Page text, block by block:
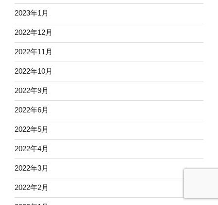
2023年1月
2022年12月
2022年11月
2022年10月
2022年9月
2022年6月
2022年5月
2022年4月
2022年3月
2022年2月